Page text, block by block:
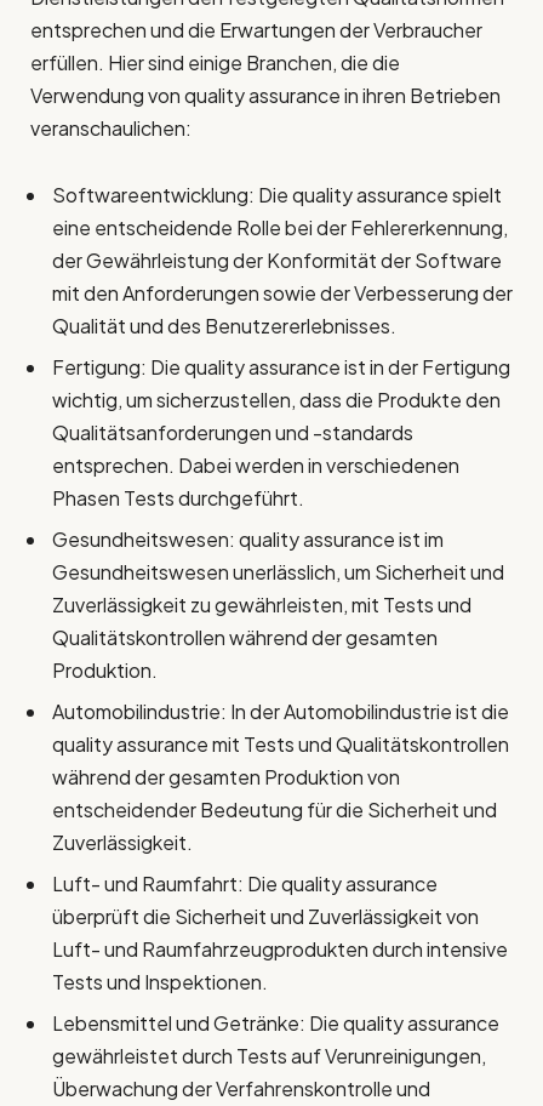
entsprechen und die Erwartungen der Verbraucher
erfüllen. Hier sind einige Branchen, die die
Verwendung von quality assurance in ihren Betrieben
veranschaulichen:
Softwareentwicklung: Die quality assurance spielt
eine entscheidende Rolle bei der Fehlererkennung,
der Gewährleistung der Konformität der Software
mit den Anforderungen sowie der Verbesserung der
Qualität und des Benutzererlebnisses.
Fertigung: Die quality assurance ist in der Fertigung
wichtig, um sicherzustellen, dass die Produkte den
Qualitätsanforderungen und -standards
entsprechen. Dabei werden in verschiedenen
Phasen Tests durchgeführt.
Gesundheitswesen: quality assurance ist im
Gesundheitswesen unerlässlich, um Sicherheit und
Zuverlässigkeit zu gewährleisten, mit Tests und
Qualitätskontrollen während der gesamten
Produktion.
Automobilindustrie: In der Automobilindustrie ist die
quality assurance mit Tests und Qualitätskontrollen
während der gesamten Produktion von
entscheidender Bedeutung für die Sicherheit und
Zuverlässigkeit.
Luft- und Raumfahrt: Die quality assurance
überprüft die Sicherheit und Zuverlässigkeit von
Luft- und Raumfahrzeugprodukten durch intensive
Tests und Inspektionen.
Lebensmittel und Getränke: Die quality assurance
gewährleistet durch Tests auf Verunreinigungen,
Überwachung der Verfahrenskontrolle und